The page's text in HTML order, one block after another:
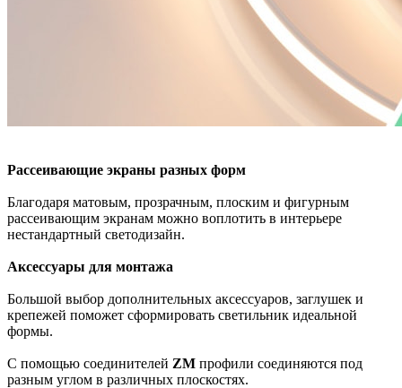
Рассеивающие экраны разных форм
Благодаря матовым, прозрачным, плоским и фигурным
рассеивающим экранам можно воплотить в интерьере
нестандартный светодизайн.
Аксессуары для монтажа
Большой выбор дополнительных аксессуаров, заглушек и
крепежей поможет сформировать светильник идеальной
формы.
С помощью соединителей ZM профили соединяются под
разным углом в различных плоскостях.